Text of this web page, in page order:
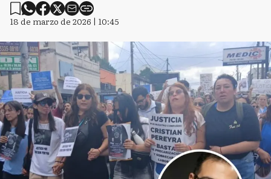
18 de marzo de 2026 | 10:45